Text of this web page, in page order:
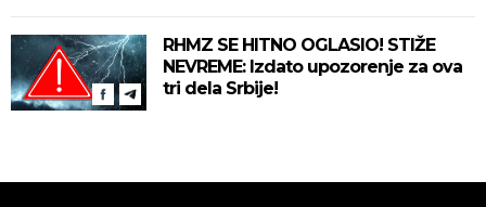
RHMZ SE HITNO OGLASIO! STIŽE
NEVREME: Izdato upozorenje za ova
tri dela Srbije!